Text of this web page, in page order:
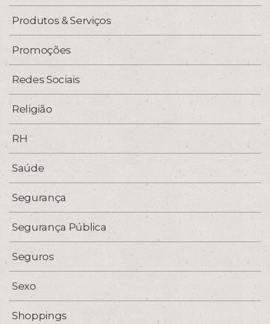
Produtos & Serviços
Promoções
Redes Sociais
Religião
RH
Saúde
Segurança
Segurança Pública
Seguros
Sexo
Shoppings